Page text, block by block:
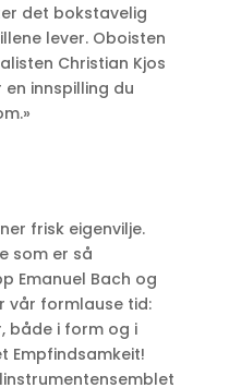
det bokstavelig
lever. Oboisten
Christian Kjos
innspilling du
frisk eigenvilje.
som er så
Emanuel Bach og
vår formlause tid:
både i form og i
Empfindsamkeit!